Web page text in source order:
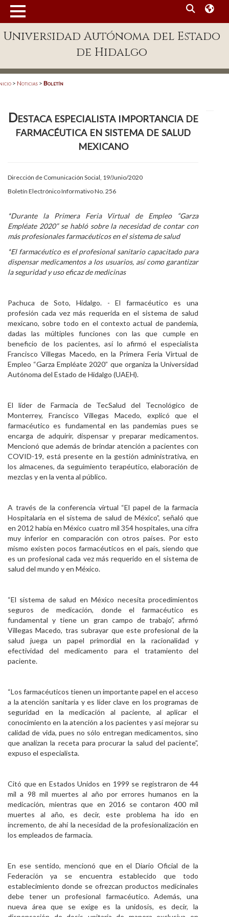
Enlaces
Patronato
Acreditación Internacional
Aspirantes
Personal
Alumni
Universidad Autónoma del Estado
de Hidalgo
> Noticias > Boletín
Destaca especialista importancia de
farmacéutica en sistema de salud
mexicano
Dirección de Comunicación Social, 19/Junio/2020
Boletín Electrónico Informativo No. 256
*Durante la Primera Feria Virtual de Empleo “Garza
Empléate 2020” se habló sobre la necesidad de contar con
más profesionales farmacéuticos en el sistema de salud
*El farmacéutico es el profesional sanitario capacitado para
dispensar medicamentos a los usuarios, así como garantizar
la seguridad y uso eficaz de medicinas
Pachuca de Soto, Hidalgo. - El farmacéutico es una
profesión cada vez más requerida en el sistema de salud
mexicano, sobre todo en el contexto actual de pandemia,
dadas las múltiples funciones con las que cumple en
beneficio de los pacientes, así lo afirmó el especialista
Francisco Villegas Macedo, en la Primera Feria Virtual de
Empleo “Garza Empléate 2020” que organiza la Universidad
Autónoma del Estado de Hidalgo (UAEH).
El líder de Farmacia de TecSalud del Tecnológico de
Monterrey, Francisco Villegas Macedo, explicó que el
farmacéutico es fundamental en las pandemias pues se
encarga de adquirir, dispensar y preparar medicamentos.
Mencionó que además de brindar atención a pacientes con
COVID-19, está presente en la gestión administrativa, en
los almacenes, da seguimiento terapéutico, elaboración de
mezclas y en la venta al público.
A través de la conferencia virtual “El papel de la farmacia
Hospitalaria en el sistema de salud de México”, señaló que
en 2012 había en México cuatro mil 354 hospitales, una cifra
muy inferior en comparación con otros países. Por esto
mismo existen pocos farmacéuticos en el país, siendo que
es un profesional cada vez más requerido en el sistema de
salud del mundo y en México.
“El sistema de salud en México necesita procedimientos
seguros de medicación, donde el farmacéutico es
fundamental y tiene un gran campo de trabajo”, afirmó
Villegas Macedo, tras subrayar que este profesional de la
salud juega un papel primordial en la racionalidad y
efectividad del medicamento para el tratamiento del
paciente.
“Los farmacéuticos tienen un importante papel en el acceso
a la atención sanitaria y es líder clave en los programas de
seguridad en la medicación al paciente, al aplicar el
conocimiento en la atención a los pacientes y así mejorar su
calidad de vida, pues no sólo entregan medicamentos, sino
que analizan la receta para procurar la salud del paciente”,
expuso el especialista.
Citó que en Estados Unidos en 1999 se registraron de 44
mil a 98 mil muertes al año por errores humanos en la
medicación, mientras que en 2016 se contaron 400 mil
muertes al año, es decir, este problema ha ido en
incremento, de ahí la necesidad de la profesionalización en
los empleados de farmacia.
En ese sentido, mencionó que en el Diario Oficial de la
Federación ya se encuentra establecido que todo
establecimiento donde se ofrezcan productos medicinales
debe tener un profesional farmacéutico. Además, una
nueva área que se exige es la unidosis, es decir, la